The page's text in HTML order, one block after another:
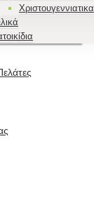
Χριστουγεννιατικα